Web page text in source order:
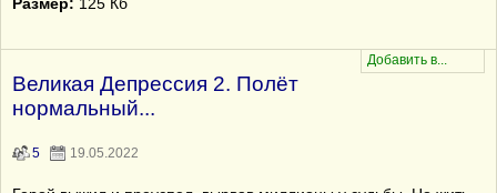
Великая Депрессия 2. Полёт
нормальный...
5 19.05.2022